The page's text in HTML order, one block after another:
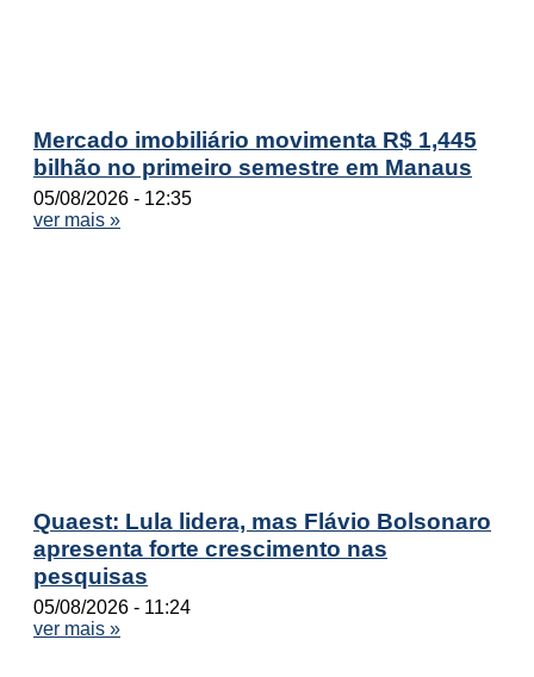
Mercado imobiliário movimenta R$ 1,445
bilhão no primeiro semestre em Manaus
05/08/2026
12:35
ver mais »
Quaest: Lula lidera, mas Flávio Bolsonaro
apresenta forte crescimento nas
pesquisas
05/08/2026
11:24
ver mais »